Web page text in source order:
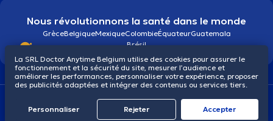
Nous révolutionnons la santé dans le monde
GrèceBelgiqueMexiqueColombieÉquateurGuatemala
Brésil
Conditions généralesCookiesPolitique de confidentialité
© 2026 doctoranytime
La SRL Doctor Anytime Belgium utilise des cookies pour assurer le
fonctionnement et la sécurité du site, mesurer l’audience et
améliorer les performances, personnaliser votre expérience, proposer
des publicités adaptées et intégrer des contenus ou services tiers.
Personnaliser Rejeter Αccepter